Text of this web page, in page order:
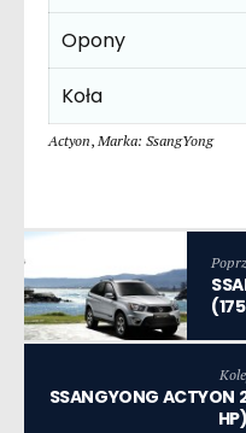
Opony
Koła
Actyon, Marka: SsangYong
SSANGYONG ACTYON